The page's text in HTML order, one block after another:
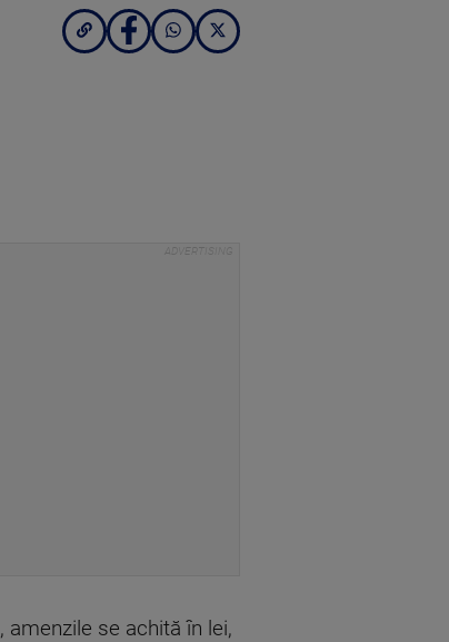
se achită în lei,